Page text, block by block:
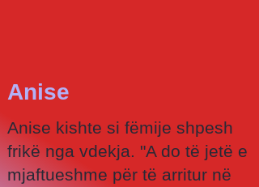
Anise
Anise kishte si fëmije shpesh
frikë nga vdekja. "A do të jetë e
mjaftueshme për të arritur në